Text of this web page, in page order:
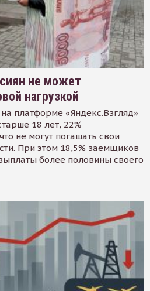
не может
нагрузкой
платформе «Яндекс.Взгляд»
18 лет, 22%
не могут погашать свои
При этом 18,5% заемщиков
более половины своего